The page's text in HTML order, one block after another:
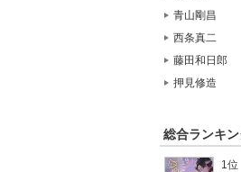
青山剛昌
西条真二
藤田和日郎
押見修造
総合ランキ
1位